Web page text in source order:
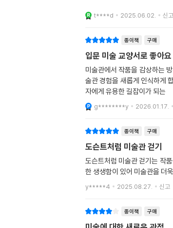
t****d 2025.06.02. 신고
종이책 구매
입문 미술 교양서로 좋아요
미술관에서 작품을 감상하는
술관 경험을 새롭게 인식하게
자에게 유용한 길잡이가 되는
g********y 2026.01.17.
종이책 구매
도슨트처럼 미술관 걷기
도슨트처럼 미술관 걷기는 작
한 생생함이 있어 미술관을 더
y*****4 2025.08.27. 신고
종이책 구매